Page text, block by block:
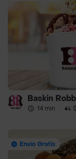
Baskin
14 min ·
Envío Gratis